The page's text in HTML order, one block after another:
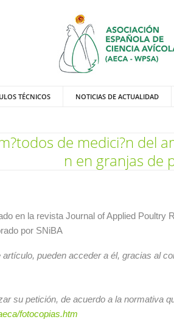
TÉCNICOS NOTICIAS DE ACTUALIDAD
de medici?n del
n en granjas de
en la revista Journal of Applied Poultry
por SNiBA
pueden acceder a él, gracias al
su petición, de acuerdo a la normativa
fotocopias.htm